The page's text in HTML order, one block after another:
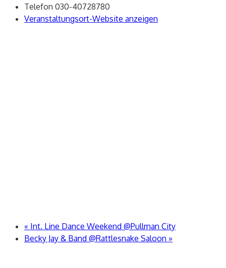
Telefon 030-40728780
Veranstaltungsort-Website anzeigen
« Int. Line Dance Weekend @Pullman City
Becky Jay & Band @Rattlesnake Saloon »